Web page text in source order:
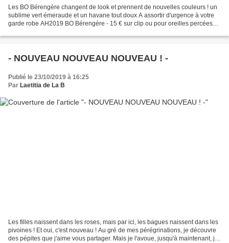
Les BO Bérengère changent de look et prennent de nouvelles couleurs ! un
sublime vert émeraude et un havane tout doux A assortir d'urgence à votre
garde robe AH2019 BO Bérengère - 15 € sur clip ou pour oreilles percées
- NOUVEAU NOUVEAU NOUVEAU ! -
Publié le 23/10/2019 à 16:25
Par Laetitia de La B
Les filles naissent dans les roses, mais par ici, les bagues naissent dans les
pivoines ! Et oui, c'est nouveau ! Au gré de mes pérégrinations, je découvre
des pépites que j'aime vous partager. Mais je l'avoue, jusqu'à maintenant, j'ai